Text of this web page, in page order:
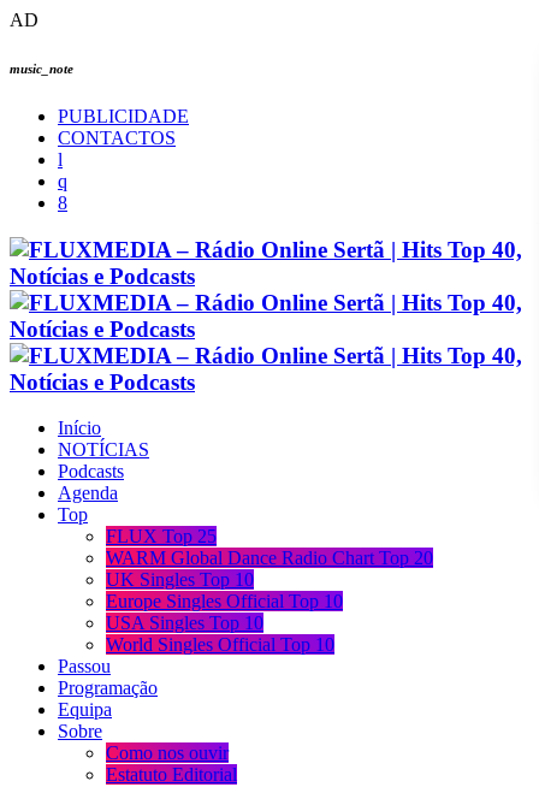
AD
music_note
PUBLICIDADE
CONTACTOS
Início
NOTÍCIAS
Podcasts
Agenda
Top
FLUX Top 25
WARM Global Dance Radio Chart Top 20
UK Singles Top 10
Europe Singles Official Top 10
USA Singles Top 10
World Singles Official Top 10
Passou
Programação
Equipa
Sobre
Como nos ouvir
Estatuto Editorial